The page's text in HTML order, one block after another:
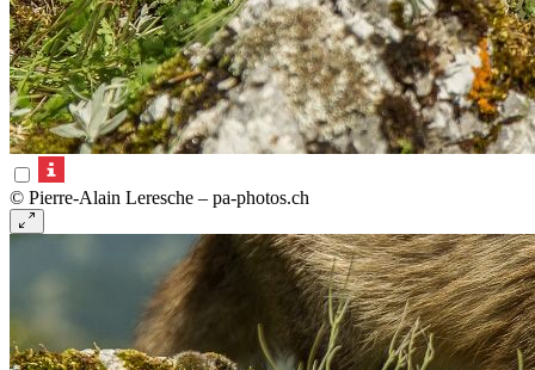
© Pierre-Alain Leresche – pa-photos.ch